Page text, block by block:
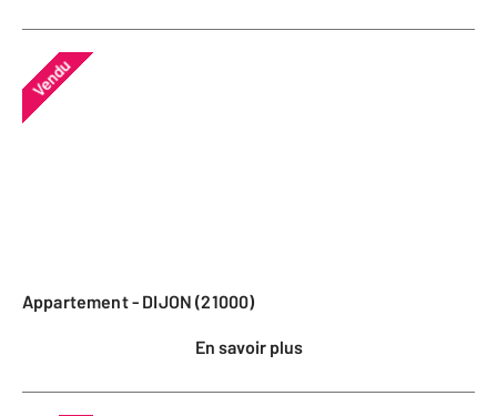
Vendu
Appartement - DIJON (21000)
En savoir plus